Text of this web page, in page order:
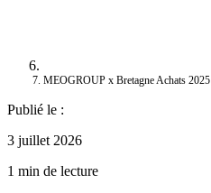
MEOGROUP x Bretagne Achats 2025
Publié le :
3 juillet 2026
1 min de lecture